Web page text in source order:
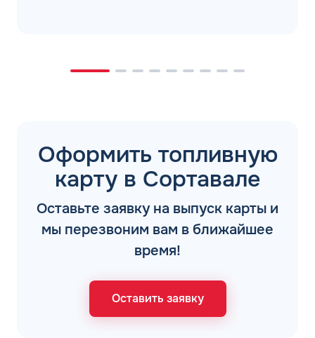
Оформить топливную
карту в Сортавале
Оставьте заявку на выпуск карты и
мы перезвоним вам в ближайшее
время!
Оставить заявку